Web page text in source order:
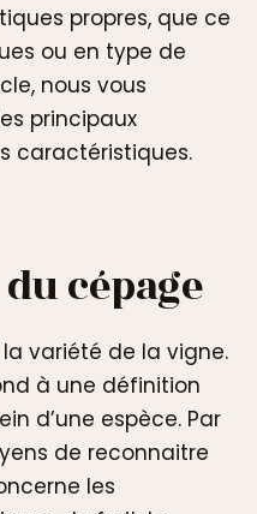
propres, que ce
ou en type de
nous vous
principaux
caractéristiques.
cépage
variété de la vigne.
à une définition
d’une espèce. Par
de reconnaitre
les